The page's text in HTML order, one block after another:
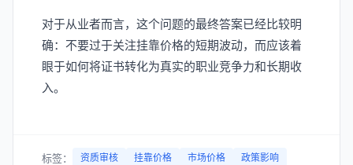
对于从业者而言，这个问题的最终答案已经比较明
确：不要过于关注挂靠价格的短期波动，而应该着
眼于如何将证书转化为真实的职业竞争力和长期收
入。
标签： 资质审核 挂靠价格 市场价格
政策影响